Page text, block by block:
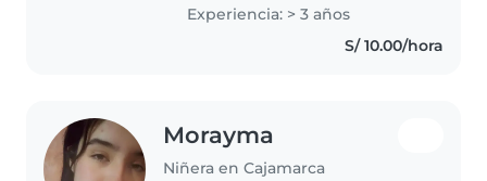
cualidades para proteger a sus
niños y, al ser educadora, les
Experiencia: > 3 años
S/ 10.00/hora
Morayma
Niñera en Cajamarca